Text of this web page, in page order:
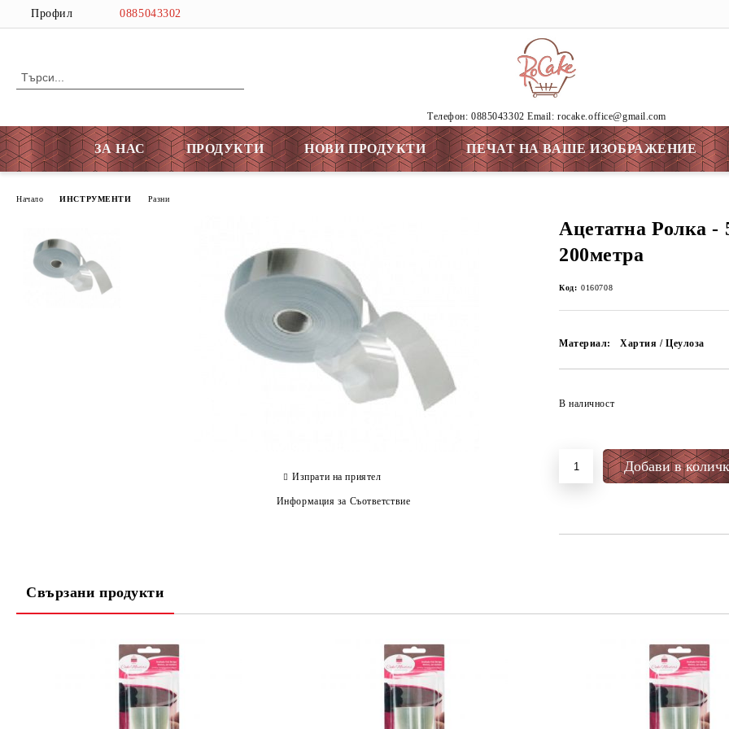
Профил 0885043302
Tелефон: 0885043302 Email: rocake.office@gmail.com
ЗА НАС ПРОДУКТИ НОВИ ПРОДУКТИ ПЕЧАТ НА ВАШЕ ИЗОБРАЖЕНИЕ
Начало ИНСТРУМЕНТИ Разни
Ацетатна Ролка -
200метра
Код: 0160708
Материал: Хартия / Цеулоза
В наличност
Изпрати на приятел
Информация за Съответствие
Свързани продукти